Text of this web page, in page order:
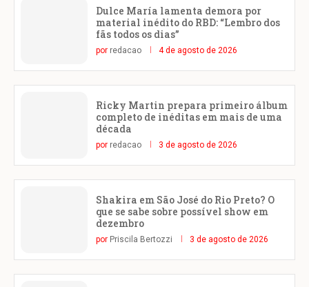
Dulce María lamenta demora por
material inédito do RBD: “Lembro dos
fãs todos os dias”
por redacao 4 de agosto de 2026
Ricky Martin prepara primeiro álbum
completo de inéditas em mais de uma
década
por redacao 3 de agosto de 2026
Shakira em São José do Rio Preto? O
que se sabe sobre possível show em
dezembro
por Priscila Bertozzi 3 de agosto de 2026